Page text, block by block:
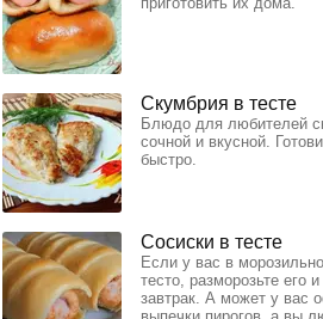
Скумбрия в тесте
Блюдо для любителей
сочной и вкусной.
быстро.
Сосиски в тесте
Если у вас в
тесто, разморозьте его
завтрак. А может у вас